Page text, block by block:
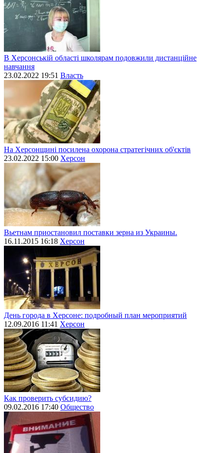
В Херсонській області школярам подовжили дистанційне
навчання
23.02.2022 19:51 Власть
На Херсонщині посилена охорона стратегічних об'єктів
23.02.2022 15:00 Херсон
Вьетнам приостановил поставки зерна из Украины.
16.11.2015 16:18 Херсон
День города в Херсоне: подробный план мероприятий
12.09.2016 11:41 Херсон
Как проверить субсидию?
09.02.2016 17:40 Общество